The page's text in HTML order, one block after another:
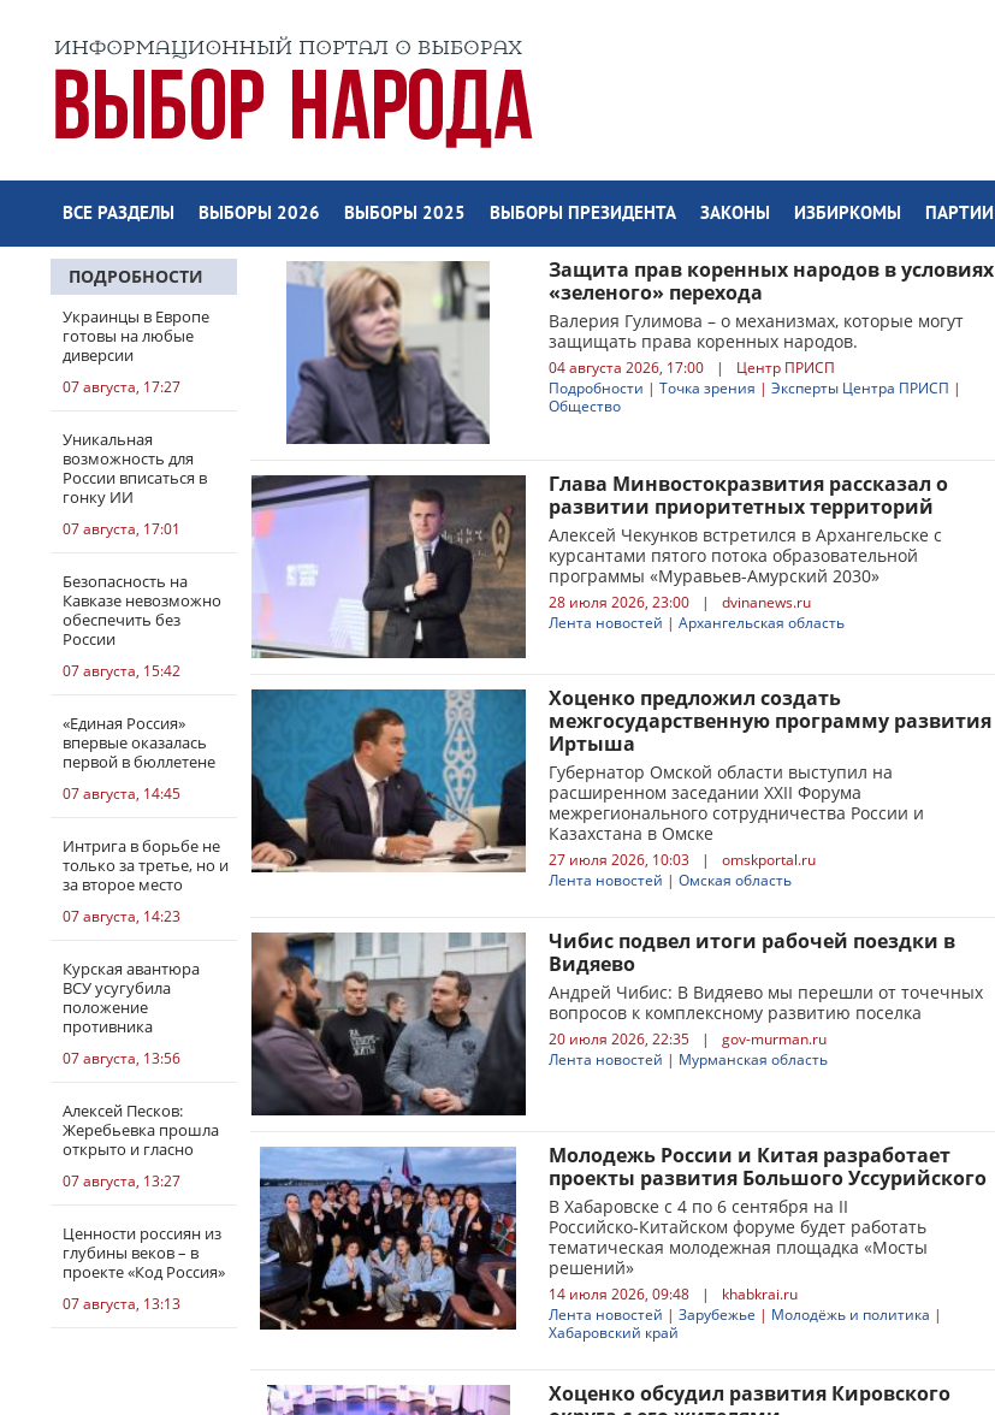
ВСЕ РАЗДЕЛЫ ВЫБОРЫ 2026 ВЫБОРЫ 2025 ВЫБОРЫ ПРЕЗИДЕНТА ЗАКОНЫ ИЗБИРКОМЫ ПАРТИИ
ПОДРОБНОСТИ
Украинцы в Европе
готовы на любые
диверсии
07 августа, 17:27
Уникальная
возможность для
России вписаться в
гонку ИИ
07 августа, 17:01
Безопасность на
Кавказе невозможно
обеспечить без
России
07 августа, 15:42
«Единая Россия»
впервые оказалась
первой в бюллетене
07 августа, 14:45
Интрига в борьбе не
только за третье, но и
за второе место
07 августа, 14:23
Курская авантюра
ВСУ усугубила
положение
противника
07 августа, 13:56
Алексей Песков:
Жеребьевка прошла
открыто и гласно
07 августа, 13:27
Ценности россиян из
глубины веков – в
проекте «Код Россия»
07 августа, 13:13
Защита прав коренных народов в условиях
«зеленого» перехода
Валерия Гулимова – о механизмах, которые могут
защищать права коренных народов.
04 августа 2026, 17:00 |
Центр ПРИСП
Подробности | Точка зрения | Эксперты Центра ПРИСП |
Общество
Глава Минвостокразвития рассказал о
развитии приоритетных территорий
Алексей Чекунков встретился в Архангельске с
курсантами пятого потока образовательной
программы «Муравьев-Амурский 2030»
28 июля 2026, 23:00 |
dvinanews.ru
Лента новостей | Архангельская область
Хоценко предложил создать
межгосударственную программу развития
Иртыша
Губернатор Омской области выступил на
расширенном заседании XXII Форума
межрегионального сотрудничества России и
Казахстана в Омске
27 июля 2026, 10:03 |
omskportal.ru
Лента новостей | Омская область
Чибис подвел итоги рабочей поездки в
Видяево
Андрей Чибис: В Видяево мы перешли от точечных
вопросов к комплексному развитию поселка
20 июля 2026, 22:35 |
gov-murman.ru
Лента новостей | Мурманская область
Молодежь России и Китая разработает
проекты развития Большого Уссурийского
В Хабаровске с 4 по 6 сентября на II
Российско‑Китайском форуме будет работать
тематическая молодежная площадка «Мосты
решений»
14 июля 2026, 09:48 |
khabkrai.ru
Лента новостей | Зарубежье | Молодёжь и политика |
Хабаровский край
Хоценко обсудил развития Кировского